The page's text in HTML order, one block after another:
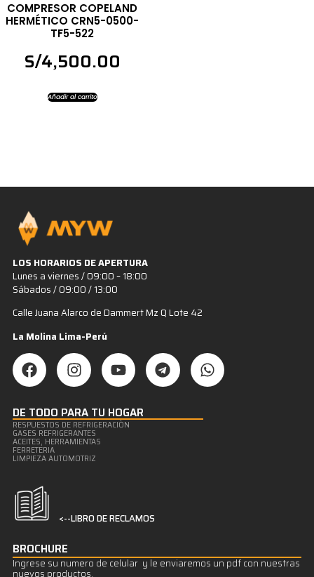
COMPRESOR COPELAND
HERMÉTICO CRN5-0500-
TF5-522
S/4,500.00
Añadir al carrito
LOS HORARIOS DE APERTURA
Lunes a viernes / 09:00 – 18:00
Sábados / 09:00 / 13:00
Calle Juana Alarco de Dammert Mz Q Lote 42
La Molina Lima-Perú
DE TODO PARA TU HOGAR
RESPUESTOS DE REFRIGERACIÒN
GASES REFRIGERANTES
ACEITES, HERRAMIENTAS
FERRETERIA
LIMPIEZA AUTOMOTRIZ
<--LIBRO DE RECLAMOS
BROCHURE
Ingrese su numero de celular y le enviaremos un pdf con nuestras
nuevos productos.